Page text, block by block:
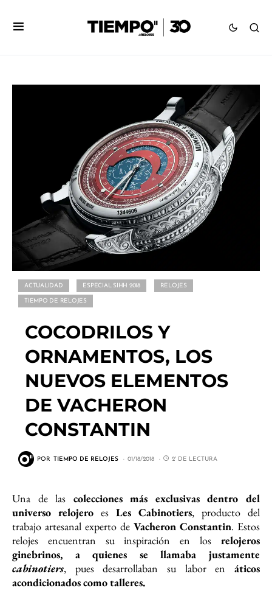
ACTUALIDAD ESPECIAL SIHH 2018 RELOJES
TIEMPO DE RELOJES
COCODRILOS Y
ORNAMENTOS, LOS
NUEVOS ELEMENTOS
DE VACHERON
CONSTANTIN
POR TIEMPO DE RELOJES 01/18/2018 2' DE LECTURA
Una de las colecciones más exclusivas dentro del
universo relojero es Les Cabinotiers, producto del
trabajo artesanal experto de Vacheron Constantin. Estos
relojes encuentran su inspiración en los relojeros
ginebrinos, a quienes se llamaba justamente
cabinotiers, pues desarrollaban su labor en áticos
acondicionados como talleres.